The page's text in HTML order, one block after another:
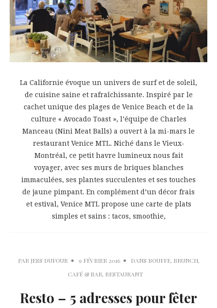
La Californie évoque un univers de surf et de soleil,
de cuisine saine et rafraîchissante. Inspiré par le
cachet unique des plages de Venice Beach et de la
culture « Avocado Toast », l’équipe de Charles
Manceau (Nini Meat Balls) a ouvert à la mi-mars le
restaurant Venice MTL. Niché dans le Vieux-
Montréal, ce petit havre lumineux nous fait
voyager, avec ses murs de briques blanches
immaculées, ses plantes succulentes et ses touches
de jaune pimpant. En complément d’un décor frais
et estival, Venice MTL propose une carte de plats
simples et sains : tacos, smoothie,
PAR JESS DUFOUR 9 FÉVRIER 2016 DANS BOUFFE, BRUNCH,
CAFÉ & BAR, RESTAURANT
Resto – 5 adresses pour fêter